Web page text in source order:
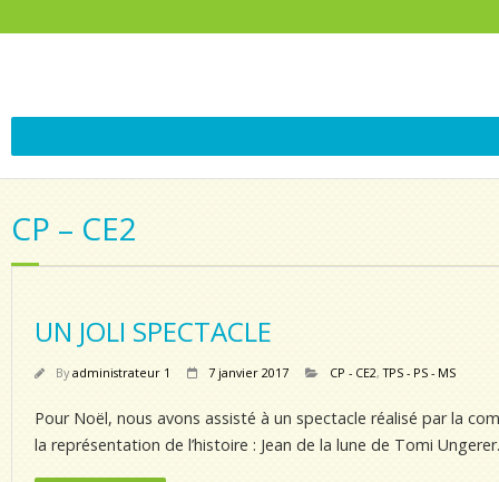
CP – CE2
UN JOLI SPECTACLE
Byadministrateur 1 7 janvier 2017 CP - CE2,TPS - PS - MS
Pour Noël, nous avons assisté à un spectacle réalisé par la
la représentation de l’histoire : Jean de la lune de Tomi